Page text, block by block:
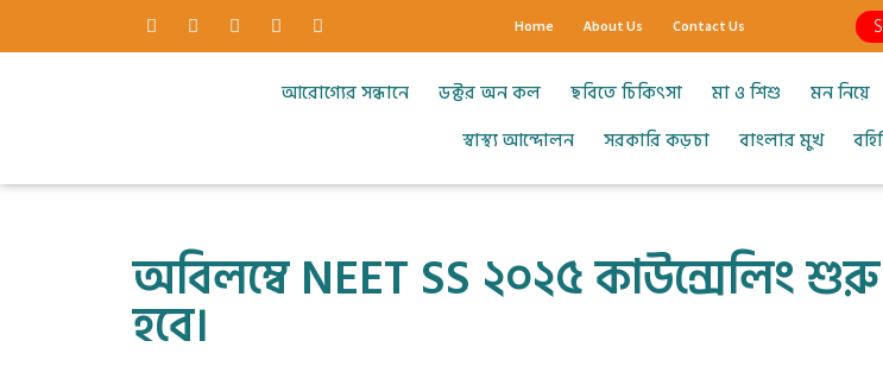
Home About Us Contact Us
আরোগ্যের সন্ধানে ডক্টর অন কল ছবিতে চিকিৎসা মা ও শিশু মন নিয়ে
স্বাস্থ্য আন্দোলন
সরকারি কড়চা বাংলার মুখ
অবিলম্বে NEET SS ২০২৫ কাউন্সেলিং
হবে।